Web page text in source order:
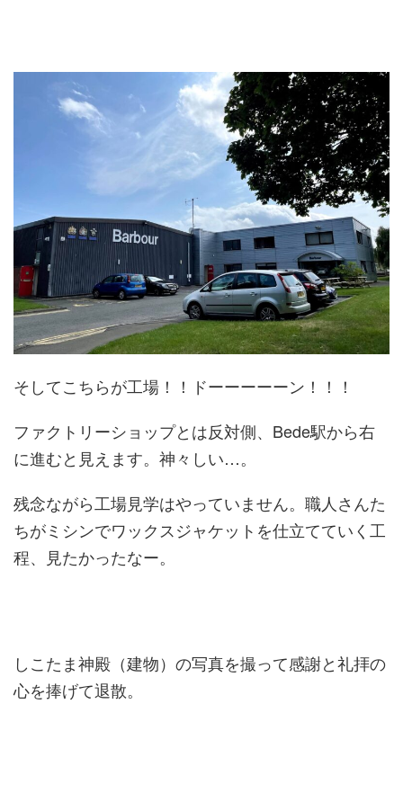
そしてこちらが工場！！ドーーーーーン！！！
ファクトリーショップとは反対側、Bede駅から右
に進むと見えます。神々しい…。
残念ながら工場見学はやっていません。職人さんた
ちがミシンでワックスジャケットを仕立てていく工
程、見たかったなー。
しこたま神殿（建物）の写真を撮って感謝と礼拝の
心を捧げて退散。